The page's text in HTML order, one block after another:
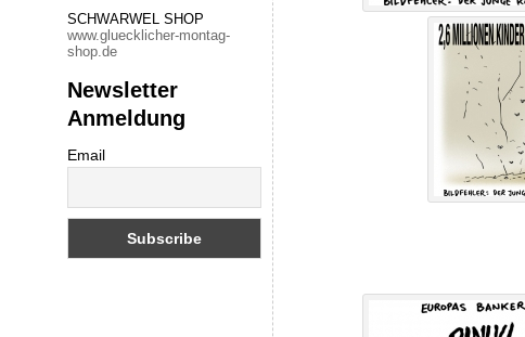
SCHWARWEL SHOP
www.gluecklicher-montag-
shop.de
Newsletter
Anmeldung
Email